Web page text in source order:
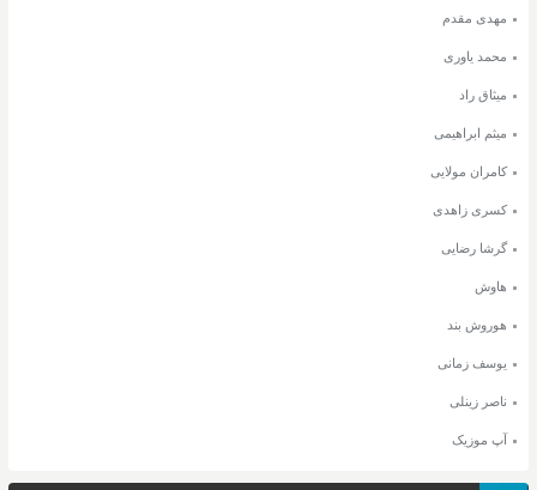
مهدی مقدم
محمد یاوری
میثاق راد
میثم ابراهیمی
کامران مولایی
کسری زاهدی
گرشا رضایی
هاوش
هوروش بند
یوسف زمانی
ناصر زینلی
آپ موزیک